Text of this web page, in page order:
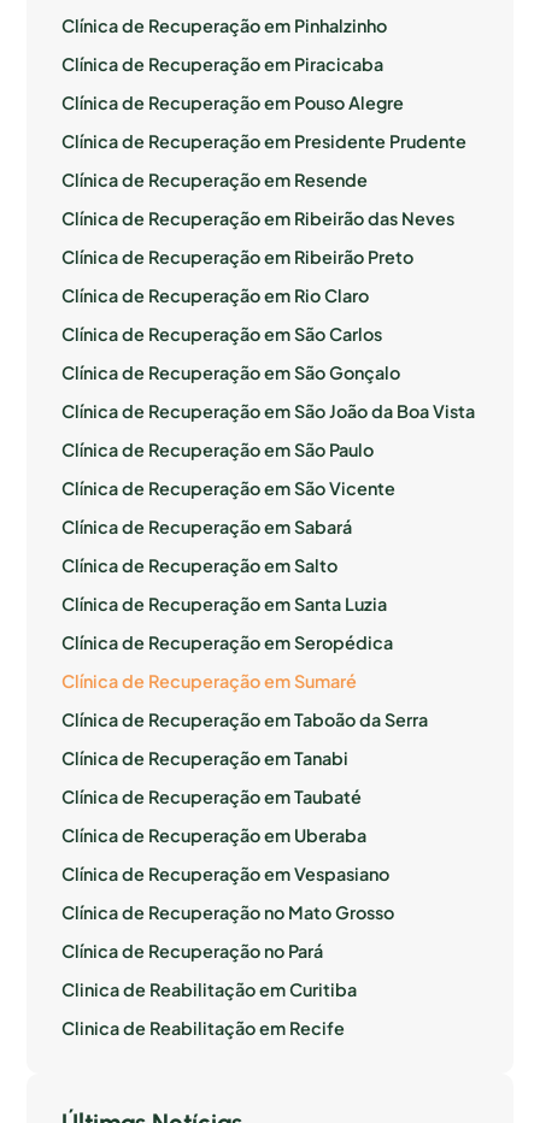
Clínica de Recuperação em Pinhalzinho
Clínica de Recuperação em Piracicaba
Clínica de Recuperação em Pouso Alegre
Clínica de Recuperação em Presidente Prudente
Clínica de Recuperação em Resende
Clínica de Recuperação em Ribeirão das Neves
Clínica de Recuperação em Ribeirão Preto
Clínica de Recuperação em Rio Claro
Clínica de Recuperação em São Carlos
Clínica de Recuperação em São Gonçalo
Clínica de Recuperação em São João da Boa Vista
Clínica de Recuperação em São Paulo
Clínica de Recuperação em São Vicente
Clínica de Recuperação em Sabará
Clínica de Recuperação em Salto
Clínica de Recuperação em Santa Luzia
Clínica de Recuperação em Seropédica
Clínica de Recuperação em Sumaré
Clínica de Recuperação em Taboão da Serra
Clínica de Recuperação em Tanabi
Clínica de Recuperação em Taubaté
Clínica de Recuperação em Uberaba
Clínica de Recuperação em Vespasiano
Clínica de Recuperação no Mato Grosso
Clínica de Recuperação no Pará
Clinica de Reabilitação em Curitiba
Clinica de Reabilitação em Recife